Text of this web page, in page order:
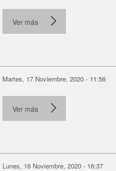
Ver más
Martes, 17 Noviembre, 2020 - 11:56
Ver más
Lunes, 16 Noviembre, 2020 - 16:37